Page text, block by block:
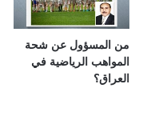
من المسؤول عن شحة
المواهب الرياضية في
العراق؟